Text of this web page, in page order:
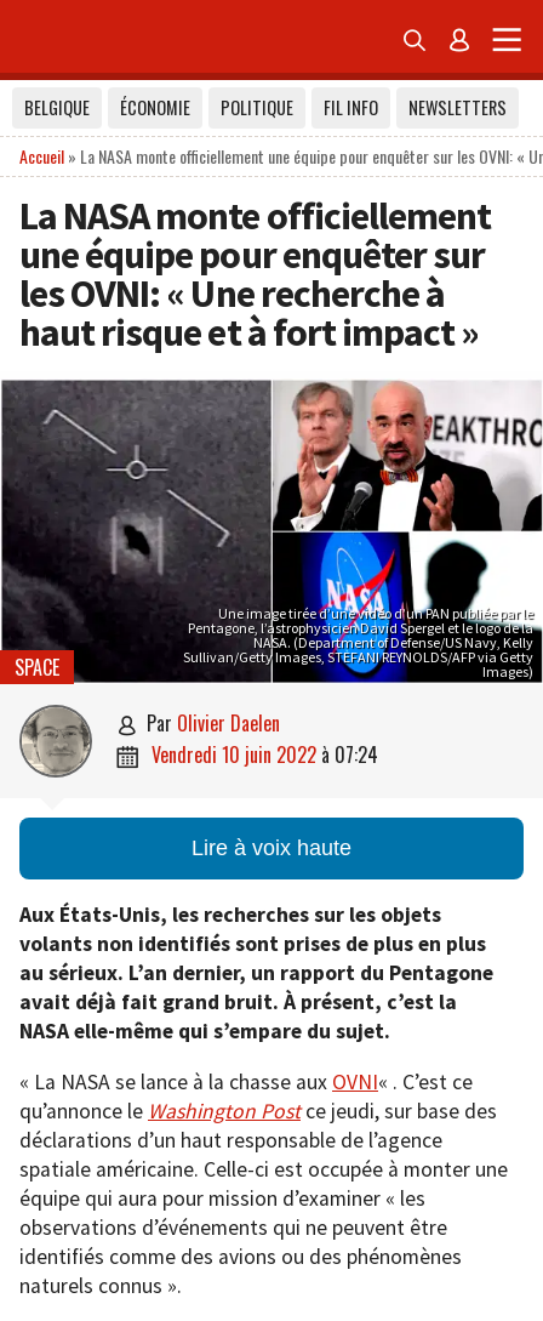
 
BELGIQUE ÉCONOMIE POLITIQUE FIL INFO
NEWSLETTERS
Accueil» La NASA monte officiellement une équipe pour enquêter sur les OVNI:
La NASA monte officiellement
une équipe pour enquêter sur
les OVNI: « Une recherche à
haut risque et à fort impact »
Une image tirée d’une vidéo d’un PAN publiée par le
Pentagone, l’astrophysicien David Spergel et le logo de la
NASA. (Department of Defense/US Navy, Kelly
Sullivan/Getty Images, STEFANI REYNOLDS/AFP via Getty
Images)
SPACE
 par Olivier Daelen
 vendredi 10 juin 2022 à 07:24
Lire à voix haute
Aux États-Unis, les recherches sur les objets
volants non identifiés sont prises de plus en plus
au sérieux. L’an dernier, un rapport du Pentagone
avait déjà fait grand bruit. À présent, c’est la
NASA elle-même qui s’empare du sujet.
« La NASA se lance à la chasse aux OVNI« . C’est ce
qu’annonce le Washington Postce jeudi, sur base des
déclarations d’un haut responsable de l’agence
spatiale américaine. Celle-ci est occupée à monter une
équipe qui aura pour mission d’examiner « les
observations d’événements qui ne peuvent être
identifiés comme des avions ou des phénomènes
naturels connus ».